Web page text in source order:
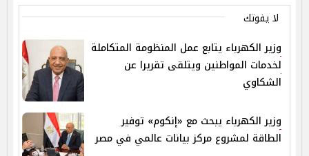
لا يفوتك
وزير الكهرباء يتابع عمل المنظومة المتكاملة
لخدمات المواطنين ويتلقى تقريرا عن
الشكاوي
وزير الكهرباء يبحث مع «إنكوم» توفير
الطاقة لمشروع مركز بيانات عالمي في مصر